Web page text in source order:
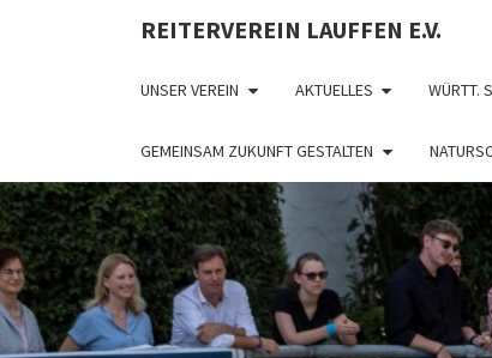
REITERVEREIN LAUFFEN E.V.
UNSER VEREIN AKTUELLES WÜRTT.
GEMEINSAM ZUKUNFT GESTALTEN